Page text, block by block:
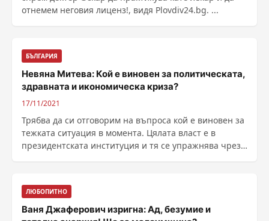
отнемем неговия лиценз!, видя Plovdiv24.bg. ...
БЪЛГАРИЯ
Невяна Митева: Кой е виновен за политическата,
здравната и икономическа криза?
17/11/2021
Трябва да си отговорим на въпроса кой е виновен за
тежката ситуация в момента. Цялата власт е в
президентската институция и тя се упражнява чрез
ЛЮБОПИТНО
Ваня Джаферович изригна: Aд, безумие и